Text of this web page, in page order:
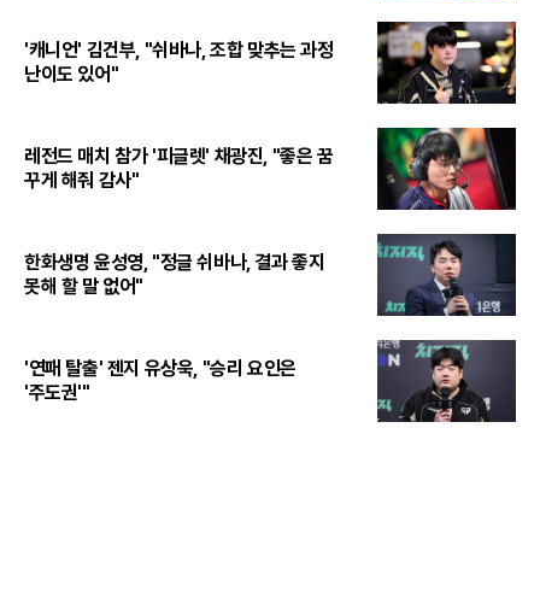
'캐니언' 김건부, "쉬바나, 조합 맞추는 과정
난이도 있어"
레전드 매치 참가 '피글렛' 채광진, "좋은 꿈
꾸게 해줘 감사"
한화생명 윤성영, "정글 쉬바나, 결과 좋지
못해 할 말 없어"
'연패 탈출' 젠지 유상욱, "승리 요인은
'주도권'"